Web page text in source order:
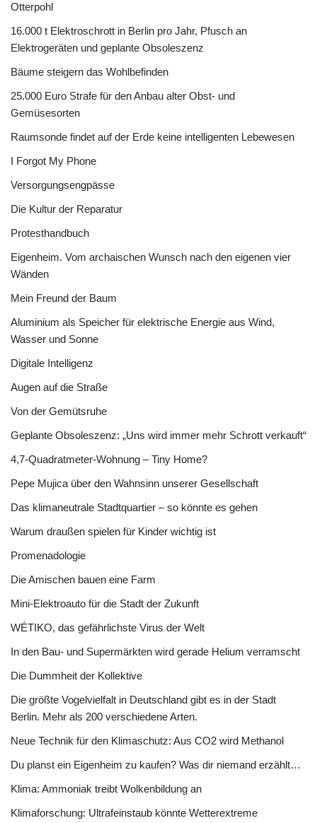
Otterpohl
16.000 t Elektroschrott in Berlin pro Jahr, Pfusch an
Elektrogeräten und geplante Obsoleszenz
Bäume steigern das Wohlbefinden
25.000 Euro Strafe für den Anbau alter Obst- und
Gemüsesorten
Raumsonde findet auf der Erde keine intelligenten Lebewesen
I Forgot My Phone
Versorgungsengpässe
Die Kultur der Reparatur
Protesthandbuch
Eigenheim. Vom archaischen Wunsch nach den eigenen vier
Wänden
Mein Freund der Baum
Aluminium als Speicher für elektrische Energie aus Wind,
Wasser und Sonne
Digitale Intelligenz
Augen auf die Straße
Von der Gemütsruhe
Geplante Obsoleszenz: „Uns wird immer mehr Schrott verkauft“
4,7-Quadratmeter-Wohnung – Tiny Home?
Pepe Mujica über den Wahnsinn unserer Gesellschaft
Das klimaneutrale Stadtquartier – so könnte es gehen
Warum draußen spielen für Kinder wichtig ist
Promenadologie
Die Amischen bauen eine Farm
Mini-Elektroauto für die Stadt der Zukunft
WÉTIKO, das gefährlichste Virus der Welt
In den Bau- und Supermärkten wird gerade Helium verramscht
Die Dummheit der Kollektive
Die größte Vogelvielfalt in Deutschland gibt es in der Stadt
Berlin. Mehr als 200 verschiedene Arten.
Neue Technik für den Klimaschutz: Aus CO2 wird Methanol
Du planst ein Eigenheim zu kaufen? Was dir niemand erzählt…
Klima: Ammoniak treibt Wolkenbildung an
Klimaforschung: Ultrafeinstaub könnte Wetterextreme